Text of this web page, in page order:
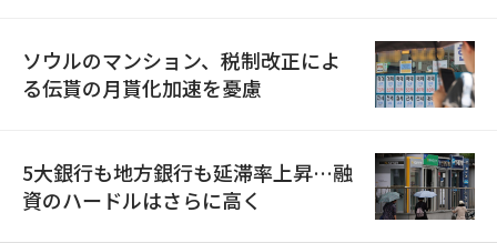
ソウルのマンション、税制改正によ
る伝貰の月貰化加速を憂慮
5大銀行も地方銀行も延滞率上昇…融
資のハードルはさらに高く